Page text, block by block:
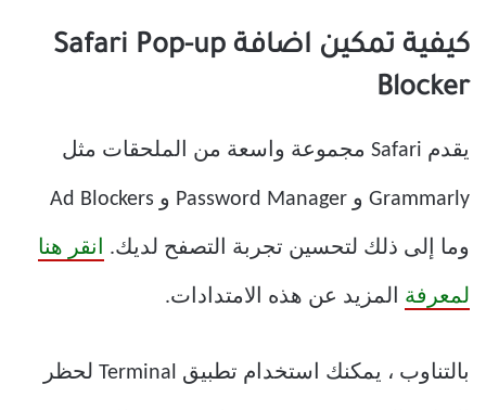
كيفية تمكين اضافة Safari Pop-up
Blocker
يقدم Safari مجموعة واسعة من الملحقات مثل
Grammarly و Password Manager و Ad Blockers
وما إلى ذلك لتحسين تجربة التصفح لديك. انقر هنا
لمعرفة المزيد عن هذه الامتدادات.
بالتناوب ، يمكنك استخدام تطبيق Terminal لحظر